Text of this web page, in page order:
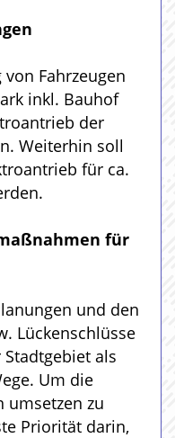
Fahrzeugen
inkl. Bauhof
der
Weiterhin soll
für ca.
für
und den
Lückenschlüsse
als
Um die
umsetzen zu
Priorität darin,